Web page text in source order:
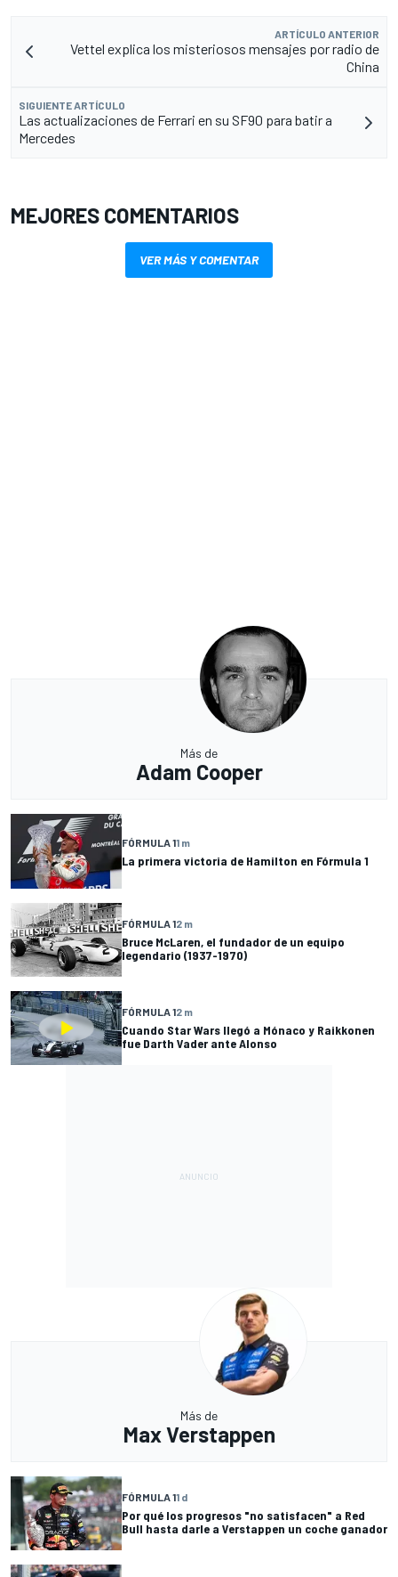
ARTÍCULO ANTERIOR
Vettel explica los misteriosos mensajes por radio de
China
SIGUIENTE ARTÍCULO
Las actualizaciones de Ferrari en su SF90 para batir a
Mercedes
MEJORES COMENTARIOS
VER MÁS Y COMENTAR
Más de
Adam Cooper
FÓRMULA 11 m
La primera victoria de Hamilton en Fórmula 1
FÓRMULA 12 m
Bruce McLaren, el fundador de un equipo
legendario (1937-1970)
FÓRMULA 12 m
Cuando Star Wars llegó a Mónaco y Raikkonen
fue Darth Vader ante Alonso
Más de
Max Verstappen
FÓRMULA 11 d
Por qué los progresos "no satisfacen" a Red
Bull hasta darle a Verstappen un coche ganador